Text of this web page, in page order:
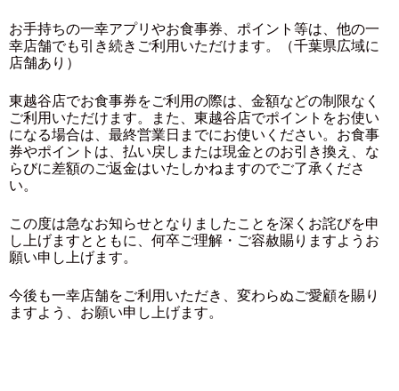
お手持ちの一幸アプリやお食事券、ポイント等は、他の一
幸店舗でも引き続きご利用いただけます。（千葉県広域に
店舗あり）
東越谷店でお食事券をご利用の際は、金額などの制限なく
ご利用いただけます。また、東越谷店でポイントをお使い
になる場合は、最終営業日までにお使いください。お食事
券やポイントは、払い戻しまたは現金とのお引き換え、な
らびに差額のご返金はいたしかねますのでご了承くださ
い。
この度は急なお知らせとなりましたことを深くお詫びを申
し上げますとともに、何卒ご理解・ご容赦賜りますようお
願い申し上げます。
今後も一幸店舗をご利用いただき、変わらぬご愛顧を賜り
ますよう、お願い申し上げます。